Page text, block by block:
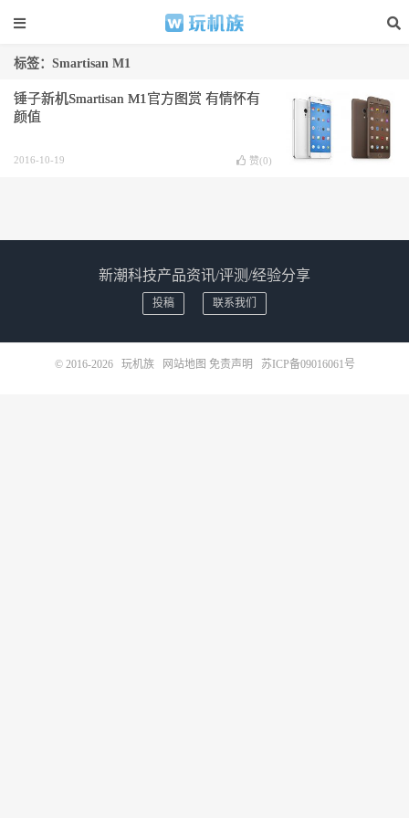
标签：Smartisan M1
锤子新机Smartisan M1官方图赏 有情怀有
颜值
2016-10-19 赞(0)
新潮科技产品资讯/评测/经验分享
投稿 联系我们
© 2016-2026 玩机族 网站地图 免责声明 苏ICP备09016061号